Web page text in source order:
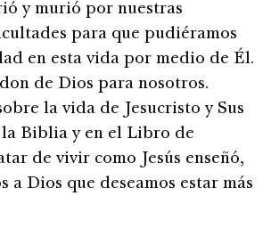
y murió por nuestras
para que pudiéramos
en esta vida por medio de Él.
de Dios para nosotros.
la vida de Jesucristo y Sus
la Biblia y en el Libro de
de vivir como Jesús enseñó,
a Dios que deseamos estar más